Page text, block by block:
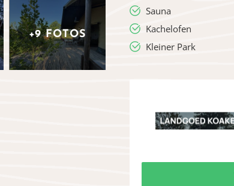
+9 FOTOS
Sauna
Kachelofen
Kleiner Park